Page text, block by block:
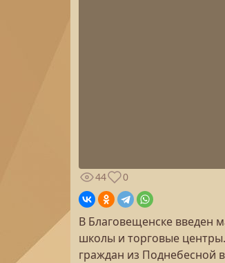
44
0
В Благовещенске введен
школы и торговые
граждан из Поднебесной